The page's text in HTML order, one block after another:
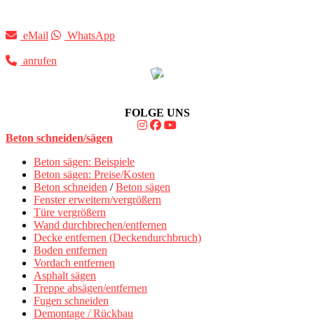
eMail WhatsApp
anrufen
FOLGE UNS
Beton schneiden/sägen
Beton sägen: Beispiele
Beton sägen: Preise/Kosten
Beton schneiden /Beton sägen
Fenster erweitern/vergrößern
Türe vergrößern
Wand durchbrechen/entfernen
Decke entfernen (Deckendurchbruch)
Boden entfernen
Vordach entfernen
Asphalt sägen
Treppe absägen/entfernen
Fugen schneiden
Demontage / Rückbau